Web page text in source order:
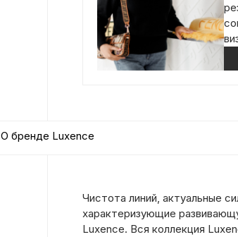
О бренде Luxence
Чистота линий, актуальные
характеризующие
Luxence. Вся коллекция